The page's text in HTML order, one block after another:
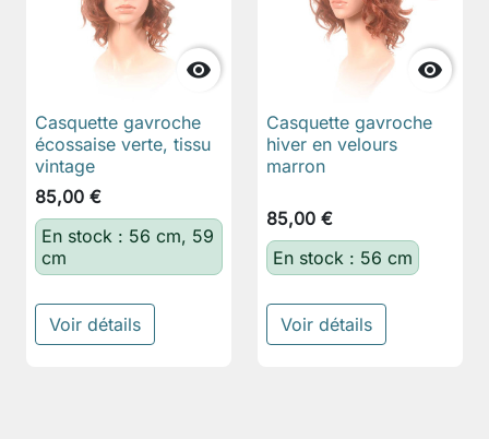

Casquette gavroche
écossaise verte, tissu
vintage
85,00 €
En stock : 56 cm, 59
cm
Voir détails

Casquette gavroche
hiver en velours
marron
85,00 €
En stock : 56 cm
Voir détails